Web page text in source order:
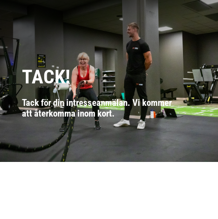
TACK!
Tack för din intresseanmälan. Vi kommer
att återkomma inom kort.